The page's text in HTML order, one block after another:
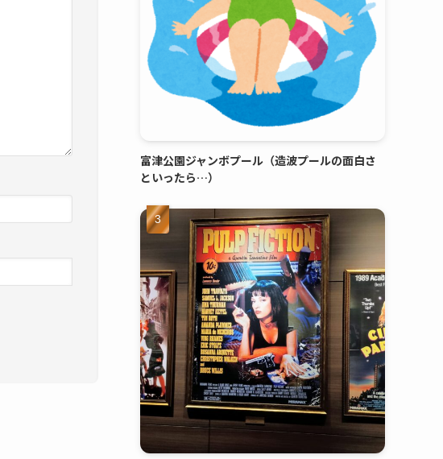
富津公園ジャンボプール（造波プールの面白さ
といったら…）